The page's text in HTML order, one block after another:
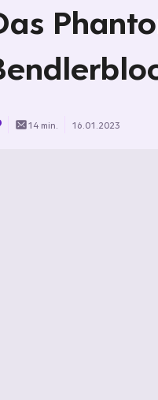
14 min. 16.01.2023